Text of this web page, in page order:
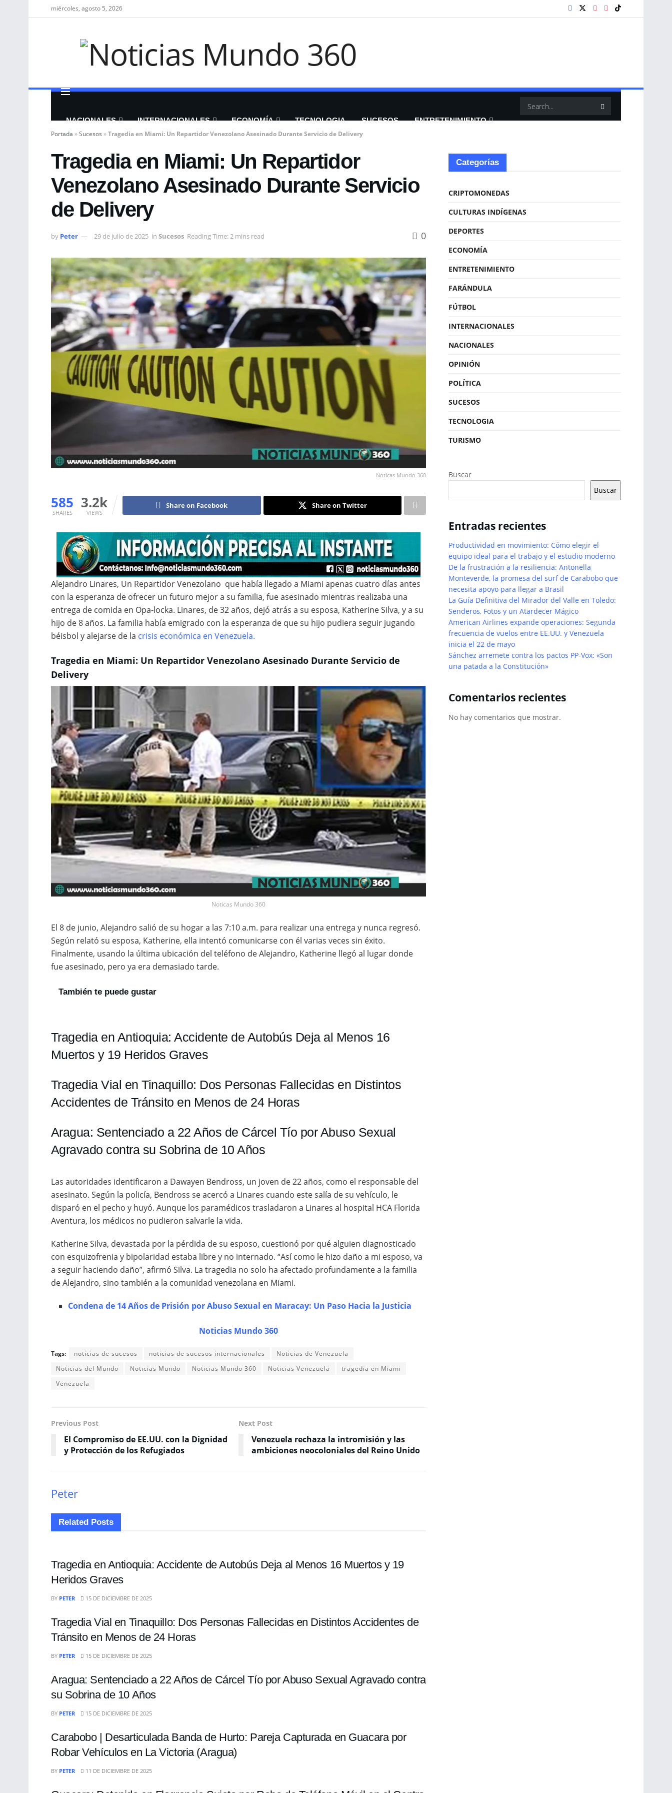
miércoles, agosto 5, 2026
NACIONALES INTERNACIONALES ECONOMÍA TECNOLOGIA SUCESOS
ENTRETENIMIENTO
Portada »Sucesos »Tragedia en Miami: Un Repartidor Venezolano Asesinado Durante Servicio de Delivery
Tragedia en Miami: Un Repartidor
Venezolano Asesinado Durante Servicio
de Delivery
by Peter 29 de julio de 2025 in Sucesos Reading Time: 2 mins read 0
Noticas Mundo 360
585
SHARES
3.2k
VIEWS
Share on Facebook Share on Twitter
Alejandro Linares, Un Repartidor Venezolano que había llegado a Miami apenas cuatro días antes
con la esperanza de ofrecer un futuro mejor a su familia, fue asesinado mientras realizaba una
entrega de comida en Opa-locka. Linares, de 32 años, dejó atrás a su esposa, Katherine Silva, y a su
hijo de 8 años. La familia había emigrado con la esperanza de que su hijo pudiera seguir jugando
béisbol y alejarse de la crisis económica en Venezuela.
Tragedia en Miami: Un Repartidor Venezolano Asesinado Durante Servicio de
Delivery
Noticas Mundo 360
El 8 de junio, Alejandro salió de su hogar a las 7:10 a.m. para realizar una entrega y nunca regresó.
Según relató su esposa, Katherine, ella intentó comunicarse con él varias veces sin éxito.
Finalmente, usando la última ubicación del teléfono de Alejandro, Katherine llegó al lugar donde
fue asesinado, pero ya era demasiado tarde.
También te puede gustar
Tragedia en Antioquia: Accidente de Autobús Deja al Menos 16
Muertos y 19 Heridos Graves
Tragedia Vial en Tinaquillo: Dos Personas Fallecidas en Distintos
Accidentes de Tránsito en Menos de 24 Horas
Aragua: Sentenciado a 22 Años de Cárcel Tío por Abuso Sexual
Agravado contra su Sobrina de 10 Años
Las autoridades identificaron a Dawayen Bendross, un joven de 22 años, como el responsable del
asesinato. Según la policía, Bendross se acercó a Linares cuando este salía de su vehículo, le
disparó en el pecho y huyó. Aunque los paramédicos trasladaron a Linares al hospital HCA Florida
Aventura, los médicos no pudieron salvarle la vida.
Katherine Silva, devastada por la pérdida de su esposo, cuestionó por qué alguien diagnosticado
con esquizofrenia y bipolaridad estaba libre y no internado. “Así como le hizo daño a mi esposo, va
a seguir haciendo daño”, afirmó Silva. La tragedia no solo ha afectado profundamente a la familia
de Alejandro, sino también a la comunidad venezolana en Miami.
Condena de 14 Años de Prisión por Abuso Sexual en Maracay: Un Paso Hacia la Justicia
Noticias Mundo 360
Tags: noticias de sucesos noticias de sucesos internacionales
Noticias de Venezuela
Noticias del Mundo
Noticias Mundo Noticias Mundo 360 Noticias Venezuela
tragedia en Miami
Venezuela
Previous Post
El Compromiso de EE.UU. con la Dignidad
y Protección de los Refugiados
Next Post
Venezuela rechaza la intromisión y las
ambiciones neocoloniales del Reino Unido
Peter
Related Posts
Tragedia en Antioquia: Accidente de Autobús Deja al Menos 16 Muertos y 19
Heridos Graves
BY PETER 15 DE DICIEMBRE DE 2025
Tragedia Vial en Tinaquillo: Dos Personas Fallecidas en Distintos Accidentes de
Tránsito en Menos de 24 Horas
BY PETER 15 DE DICIEMBRE DE 2025
Aragua: Sentenciado a 22 Años de Cárcel Tío por Abuso Sexual Agravado contra
su Sobrina de 10 Años
BY PETER 15 DE DICIEMBRE DE 2025
Carabobo | Desarticulada Banda de Hurto: Pareja Capturada en Guacara por
Robar Vehículos en La Victoria (Aragua)
BY PETER 11 DE DICIEMBRE DE 2025
Categorías
CRIPTOMONEDAS
CULTURAS INDÍGENAS
DEPORTES
ECONOMÍA
ENTRETENIMIENTO
FARÁNDULA
FÚTBOL
INTERNACIONALES
NACIONALES
OPINIÓN
POLÍTICA
SUCESOS
TECNOLOGIA
TURISMO
Buscar
Buscar
Entradas recientes
Productividad en movimiento: Cómo elegir el
equipo ideal para el trabajo y el estudio moderno
De la frustración a la resiliencia: Antonella
Monteverde, la promesa del surf de Carabobo que
necesita apoyo para llegar a Brasil
La Guía Definitiva del Mirador del Valle en Toledo:
Senderos, Fotos y un Atardecer Mágico
American Airlines expande operaciones: Segunda
frecuencia de vuelos entre EE.UU. y Venezuela
inicia el 22 de mayo
Sánchez arremete contra los pactos PP-Vox: «Son
una patada a la Constitución»
Comentarios recientes
No hay comentarios que mostrar.